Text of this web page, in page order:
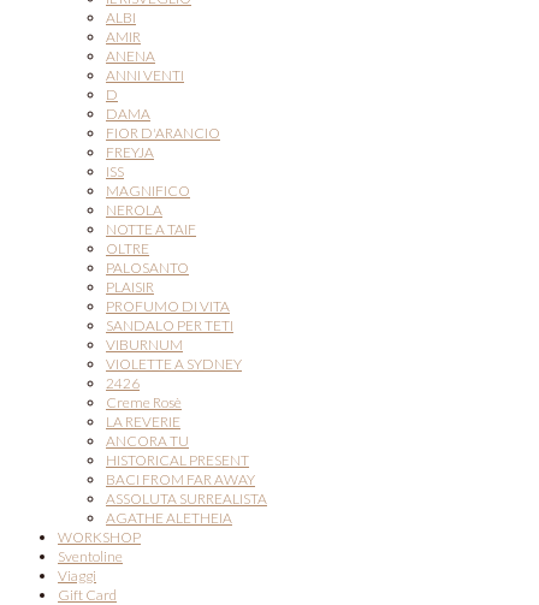
ALBI
AMIR
ANENA
ANNI VENTI
D
DAMA
FIOR D'ARANCIO
FREYJA
ISS
MAGNIFICO
NEROLA
NOTTE A TAIF
OLTRE
PALOSANTO
PLAISIR
PROFUMO DI VITA
SANDALO PER TETI
VIBURNUM
VIOLETTE A SYDNEY
2426
Creme Rosè
LA REVERIE
ANCORA TU
HISTORICAL PRESENT
BACI FROM FAR AWAY
ASSOLUTA SURREALISTA
AGATHE ALETHEIA
WORKSHOP
Sventoline
Viaggi
Gift Card